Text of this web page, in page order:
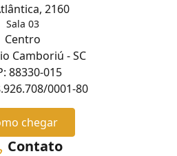
2160
Sala 03
Centro
Camboriú - SC
88330-015
0001-80
chegar
Contato